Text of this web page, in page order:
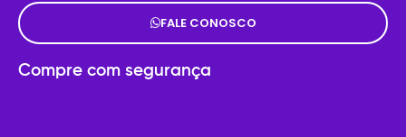
FALE CONOSCO
Compre com segurança